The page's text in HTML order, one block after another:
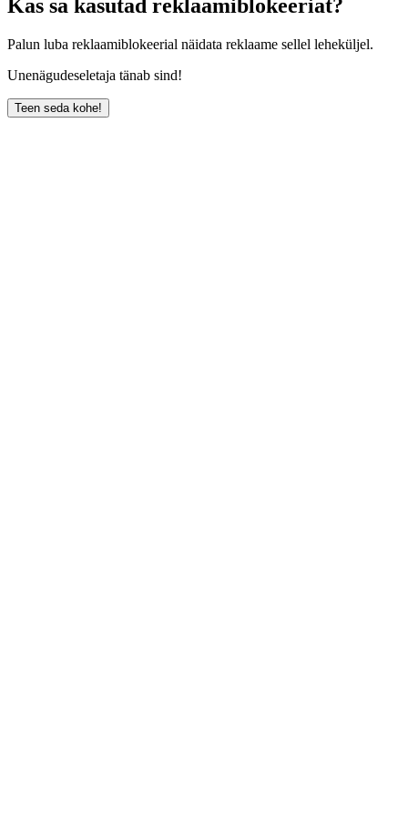
Kas sa kasutad reklaamiblokeeriat?
Palun luba reklaamiblokeerial näidata reklaame sellel leheküljel.
Unenägudeseletaja tänab sind!
Teen seda kohe!